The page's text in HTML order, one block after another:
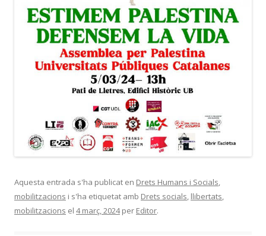
Aquesta entrada s'ha publicat en Drets Humans i Socials,
mobilitzacions i s'ha etiquetat amb Drets socials, llibertats,
mobilitzacions el 4 març, 2024per Editor.